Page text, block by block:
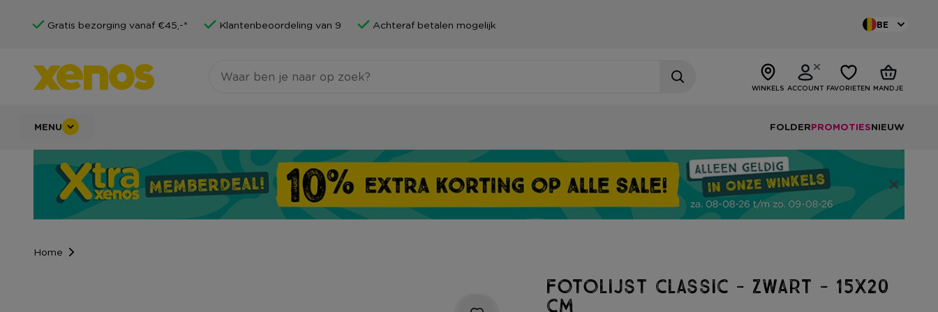
Gratis bezorging vanaf €45,-* Klantenbeoordeling van 9 Achteraf betalen mogelijk BE
WINKELS ACCOUNT FAVORIETEN MANDJE
MENU FOLDERPROMOTIESNIEUW
Home
Fotolijst classic - zwart - 15x20
cm